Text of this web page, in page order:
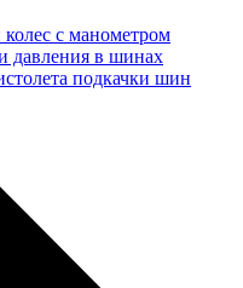
с манометром
давления в шинах
подкачки шин